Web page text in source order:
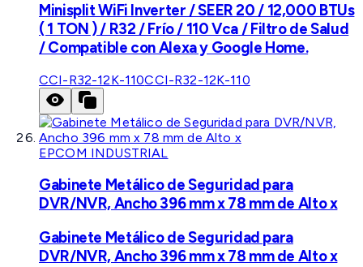
Minisplit WiFi Inverter / SEER 20 / 12,000 BTUs
( 1 TON ) / R32 / Frío / 110 Vca / Filtro de Salud
/ Compatible con Alexa y Google Home.
CCI-R32-12K-110CCI-R32-12K-110
EPCOM INDUSTRIAL
Gabinete Metálico de Seguridad para
DVR/NVR, Ancho 396 mm x 78 mm de Alto x
Gabinete Metálico de Seguridad para
DVR/NVR, Ancho 396 mm x 78 mm de Alto x